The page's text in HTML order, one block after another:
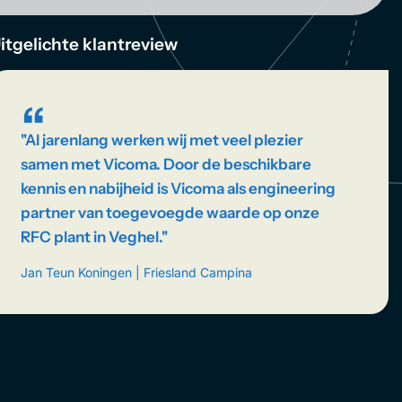
klantreview
“
''Al jarenlang werken wij met veel plezier
samen met Vicoma. Door de beschikbare
kennis en nabijheid is Vicoma als engineering
partner van toegevoegde waarde op onze
RFC plant in Veghel.''
Jan Teun Koningen | Friesland Campina